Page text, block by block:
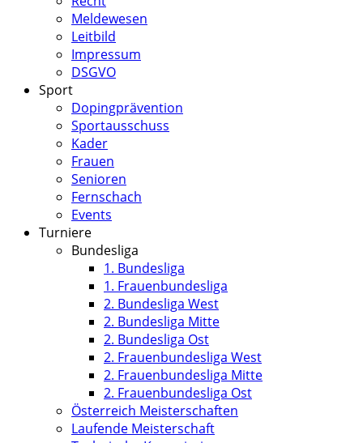
Meldewesen
Leitbild
Impressum
DSGVO
Sport
Dopingprävention
Sportausschuss
Kader
Frauen
Senioren
Fernschach
Events
Turniere
Bundesliga
1. Bundesliga
1. Frauenbundesliga
2. Bundesliga West
2. Bundesliga Mitte
2. Bundesliga Ost
2. Frauenbundesliga West
2. Frauenbundesliga Mitte
2. Frauenbundesliga Ost
Österreich Meisterschaften
Laufende Meisterschaft